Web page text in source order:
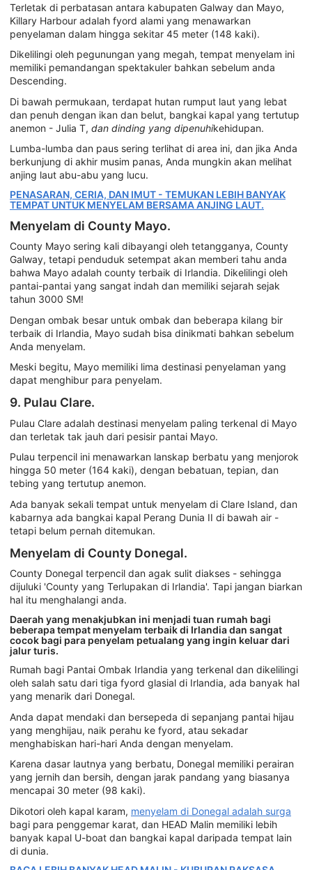
Terletak di perbatasan antara kabupaten Galway dan Mayo,
Killary Harbour adalah fyord alami yang menawarkan
penyelaman dalam hingga sekitar 45 meter (148 kaki).
Dikelilingi oleh pegunungan yang megah, tempat menyelam ini
memiliki pemandangan spektakuler bahkan sebelum anda
Descending.
Di bawah permukaan, terdapat hutan rumput laut yang lebat
dan penuh dengan ikan dan belut, bangkai kapal yang tertutup
anemon - Julia T, dan dinding yang dipenuhikehidupan.
Lumba-lumba dan paus sering terlihat di area ini, dan jika Anda
berkunjung di akhir musim panas, Anda mungkin akan melihat
anjing laut abu-abu yang lucu.
PENASARAN, CERIA, DAN IMUT - TEMUKAN LEBIH BANYAK
TEMPAT UNTUK MENYELAM BERSAMA ANJING LAUT.
Menyelam di County Mayo.
County Mayo sering kali dibayangi oleh tetangganya, County
Galway, tetapi penduduk setempat akan memberi tahu anda
bahwa Mayo adalah county terbaik di Irlandia. Dikelilingi oleh
pantai-pantai yang sangat indah dan memiliki sejarah sejak
tahun 3000 SM!
Dengan ombak besar untuk ombak dan beberapa kilang bir
terbaik di Irlandia, Mayo sudah bisa dinikmati bahkan sebelum
Anda menyelam.
Meski begitu, Mayo memiliki lima destinasi penyelaman yang
dapat menghibur para penyelam.
9. Pulau Clare.
Pulau Clare adalah destinasi menyelam paling terkenal di Mayo
dan terletak tak jauh dari pesisir pantai Mayo.
Pulau terpencil ini menawarkan lanskap berbatu yang menjorok
hingga 50 meter (164 kaki), dengan bebatuan, tepian, dan
tebing yang tertutup anemon.
Ada banyak sekali tempat untuk menyelam di Clare Island, dan
kabarnya ada bangkai kapal Perang Dunia II di bawah air -
tetapi belum pernah ditemukan.
Menyelam di County Donegal.
County Donegal terpencil dan agak sulit diakses - sehingga
dijuluki 'County yang Terlupakan di Irlandia'. Tapi jangan biarkan
hal itu menghalangi anda.
Daerah yang menakjubkan ini menjadi tuan rumah bagi
beberapa tempat menyelam terbaik di Irlandia dan sangat
cocok bagi para penyelam petualang yang ingin keluar dari
jalur turis.
Rumah bagi Pantai Ombak Irlandia yang terkenal dan dikelilingi
oleh salah satu dari tiga fyord glasial di Irlandia, ada banyak hal
yang menarik dari Donegal.
Anda dapat mendaki dan bersepeda di sepanjang pantai hijau
yang menghijau, naik perahu ke fyord, atau sekadar
menghabiskan hari-hari Anda dengan menyelam.
Karena dasar lautnya yang berbatu, Donegal memiliki perairan
yang jernih dan bersih, dengan jarak pandang yang biasanya
mencapai 30 meter (98 kaki).
Dikotori oleh kapal karam, menyelam di Donegal adalah surga
bagi para penggemar karat, dan HEAD Malin memiliki lebih
banyak kapal U-boat dan bangkai kapal daripada tempat lain
di dunia.